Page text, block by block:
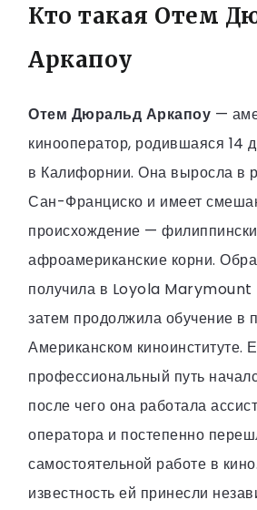
Кто такая Отем
Аркапоу
Отем Дюральд Аркапоу —
кинооператор, родившаяся 14
в Калифорнии. Она выросла в
Сан-Франциско и имеет
происхождение —
афроамериканские корни.
получила в Loyola
затем продолжила обучение в
Американском киноинституте.
профессиональный путь
после чего она работала
оператора и постепенно
самостоятельной работе в
известность ей принесли